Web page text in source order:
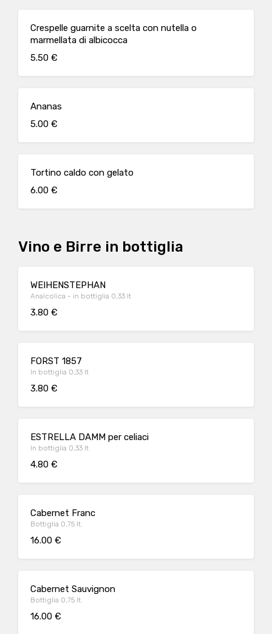
Crespelle guarnite a scelta con nutella o
marmellata di albicocca
5.50 €
Ananas
5.00 €
Tortino caldo con gelato
6.00 €
Vino e Birre in bottiglia
WEIHENSTEPHAN
Analcolica - in bottiglia 0,33 lt
3.80 €
FORST 1857
In bottiglia 0,33 lt
3.80 €
ESTRELLA DAMM per celiaci
In bottiglia 0,33 lt
4.80 €
Cabernet Franc
Bottiglia 0,75 lt.
16.00 €
Cabernet Sauvignon
Bottiglia 0,75 lt.
16.00 €